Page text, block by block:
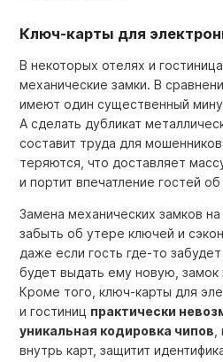
Ключ-карты для
В некоторых отелях и
механические замки. В
имеют один существенный
А сделать дубликат
составит труда для
теряются, что доставляет
и портит впечатление гостей
Замена механических замков
забыть об утере ключей и
даже если гость где-то
будет выдать ему новую, замок
Кроме того, ключ-карты для
и гостиниц практически
уникальная кодировка чипов
внутрь карт, защитит